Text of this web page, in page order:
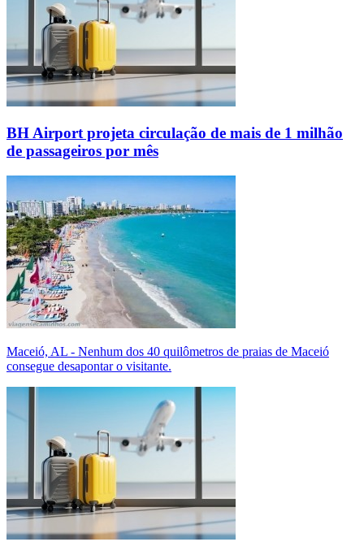
BH Airport projeta circulação de mais de 1 milhão
de passageiros por mês
Maceió, AL - Nenhum dos 40 quilômetros de praias de Maceió
consegue desapontar o visitante.